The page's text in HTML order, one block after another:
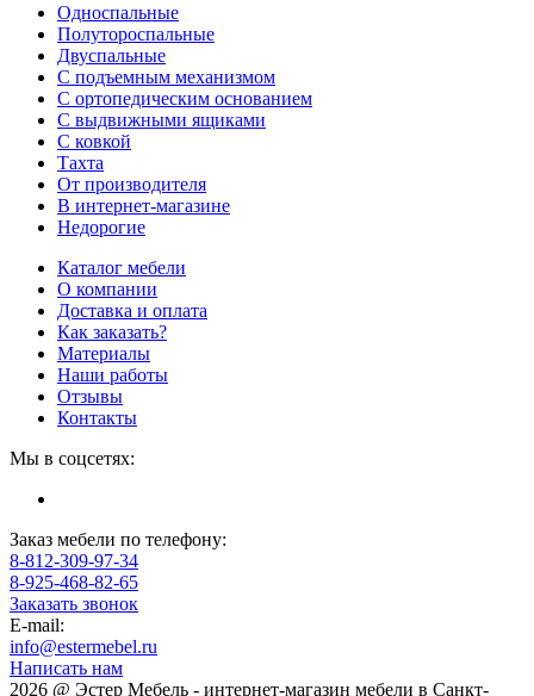
Односпальные
Полутороспальные
Двуспальные
С подъемным механизмом
С ортопедическим основанием
С выдвижными ящиками
С ковкой
Тахта
От производителя
В интернет-магазине
Недорогие
Каталог мебели
О компании
Доставка и оплата
Как заказать?
Материалы
Наши работы
Отзывы
Контакты
Мы в соцсетях:
Заказ мебели по телефону:
8-812-309-97-34
8-925-468-82-65
Заказать звонок
E-mail:
info@estermebel.ru
Написать нам
2026 @ Эстер Мебель - интернет-магазин мебели в Санкт-